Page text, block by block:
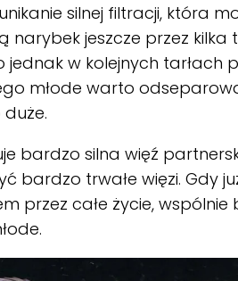
silnej filtracji, która
narybek jeszcze przez
jednak w kolejnych tarłach
młode warto
bardzo silna więź
bardzo trwałe więzi. Gdy
przez całe życie,